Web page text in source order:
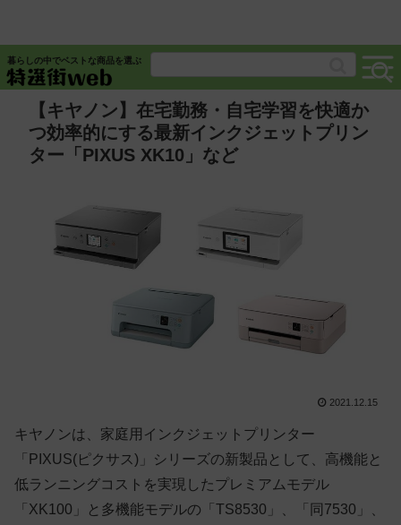
暮らしの中でベストな商品を選ぶ
【キヤノン】在宅勤務・自宅学習を快適か
つ効率的にする最新インクジェットプリン
ター「PIXUS XK10」など
2021.12.15
キヤノンは、家庭用インクジェットプリンター
「PIXUS(ピクサス)」シリーズの新製品として、高機能と
低ランニングコストを実現したプレミアムモデル
「XK100」と多機能モデルの「TS8530」、「同7530」、